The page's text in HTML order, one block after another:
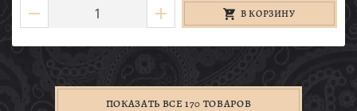
В КОРЗИНУ
ПОКАЗАТЬ ВСЕ 170 ТОВАРОВ